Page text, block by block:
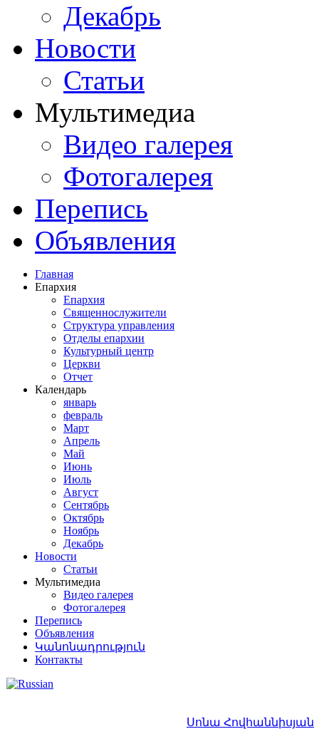
Декабрь
Новости
Статьи
Мультимедиа
Видео галерея
Фотогалерея
Перепись
Объявления
Главная
Епархия
Епархия
Священнослужители
Структура управления
Отделы епархии
Культурный центр
Церкви
Отчет
Календарь
январь
февраль
Март
Апрель
Май
Июнь
Июль
Август
Сентябрь
Октябрь
Ноябрь
Декабрь
Новости
Статьи
Мультимедиа
Видео галерея
Фотогалерея
Перепись
Объявления
Կանոնադրություն
Контакты
Սոնա Հովհաննիսյան